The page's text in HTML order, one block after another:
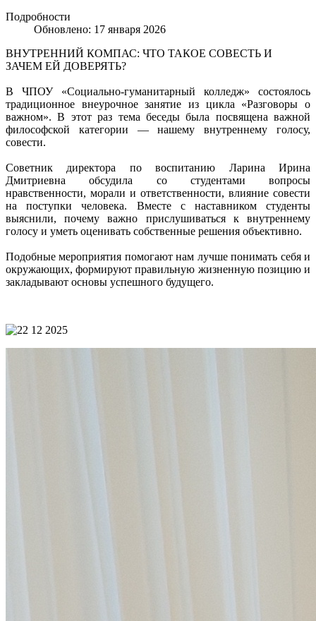
Подробности
Обновлено: 17 января 2026
ВНУТРЕННИЙ КОМПАС: ЧТО ТАКОЕ СОВЕСТЬ И
ЗАЧЕМ ЕЙ ДОВЕРЯТЬ?
В ЧПОУ «Социально-гуманитарный колледж» состоялось
традиционное внеурочное занятие из цикла «Разговоры о
важном». В этот раз тема беседы была посвящена важной
философской категории — нашему внутреннему голосу,
совести.
Советник директора по воспитанию Ларина Ирина
Дмитриевна обсудила со студентами вопросы
нравственности, морали и ответственности, влияние совести
на поступки человека. Вместе с наставником студенты
выяснили, почему важно прислушиваться к внутреннему
голосу и уметь оценивать собственные решения объективно.
Подобные мероприятия помогают нам лучше понимать себя и
окружающих, формируют правильную жизненную позицию и
закладывают основы успешного будущего.